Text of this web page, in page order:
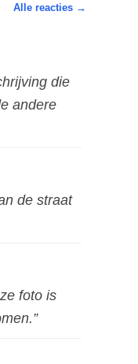
Alle reacties →
die
andere
de straat
foto is